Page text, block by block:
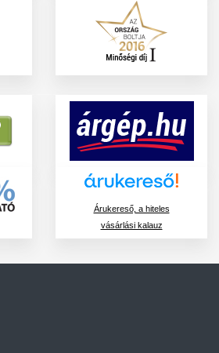
Árukereső, a hiteles
vásárlási kalauz